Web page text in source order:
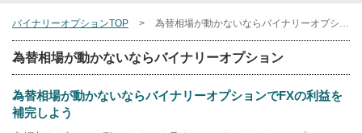
バイナリーオプションTOP 為替相場が動かないならバイナリーオプション
為替相場が動かないならバイナリーオプション
為替相場が動かないならバイナリーオプションでFXの利益を
補完しよう